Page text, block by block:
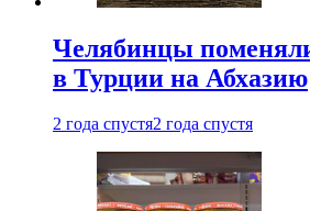
Челябинцы
в Турции на Абхазию
2 года спустя2 года спустя